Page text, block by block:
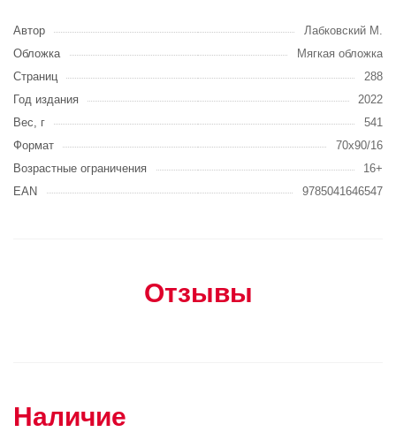
Автор
Лабковский М.
Обложка
Мягкая обложка
Страниц
288
Год издания
2022
Вес, г
541
Формат
70x90/16
Возрастные ограничения
16+
EAN
9785041646547
Отзывы
Наличие